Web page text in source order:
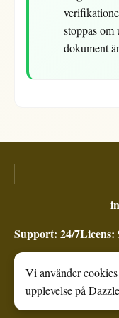
stoppas om
dokument
Support: 24/7Licens:
Vi använder
upplevelse på